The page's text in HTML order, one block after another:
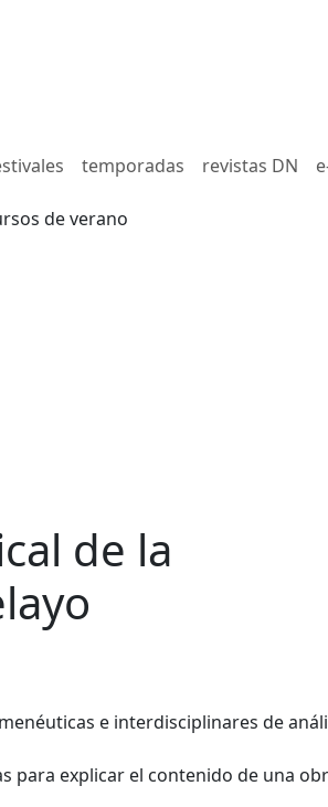
temporadas revistas DN
de verano
de la
e interdisciplinares de
para explicar el contenido de una